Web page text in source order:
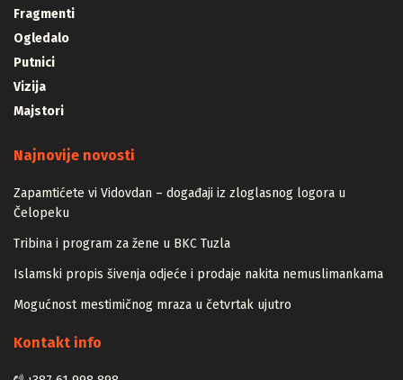
Fragmenti
Ogledalo
Putnici
Vizija
Majstori
Najnovije novosti
Zapamtićete vi Vidovdan – događaji iz zloglasnog logora u
Čelopeku
Tribina i program za žene u BKC Tuzla
Islamski propis šivenja odjeće i prodaje nakita nemuslimankama
Mogućnost mestimičnog mraza u četvrtak ujutro
Kontakt info